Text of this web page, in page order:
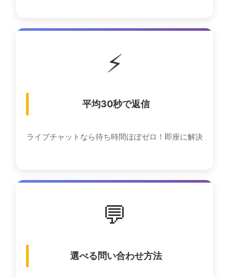
⚡
平均30秒で返信
ライブチャットなら待ち時間ほぼゼロ！即座に解決
💬
選べる問い合わせ方法